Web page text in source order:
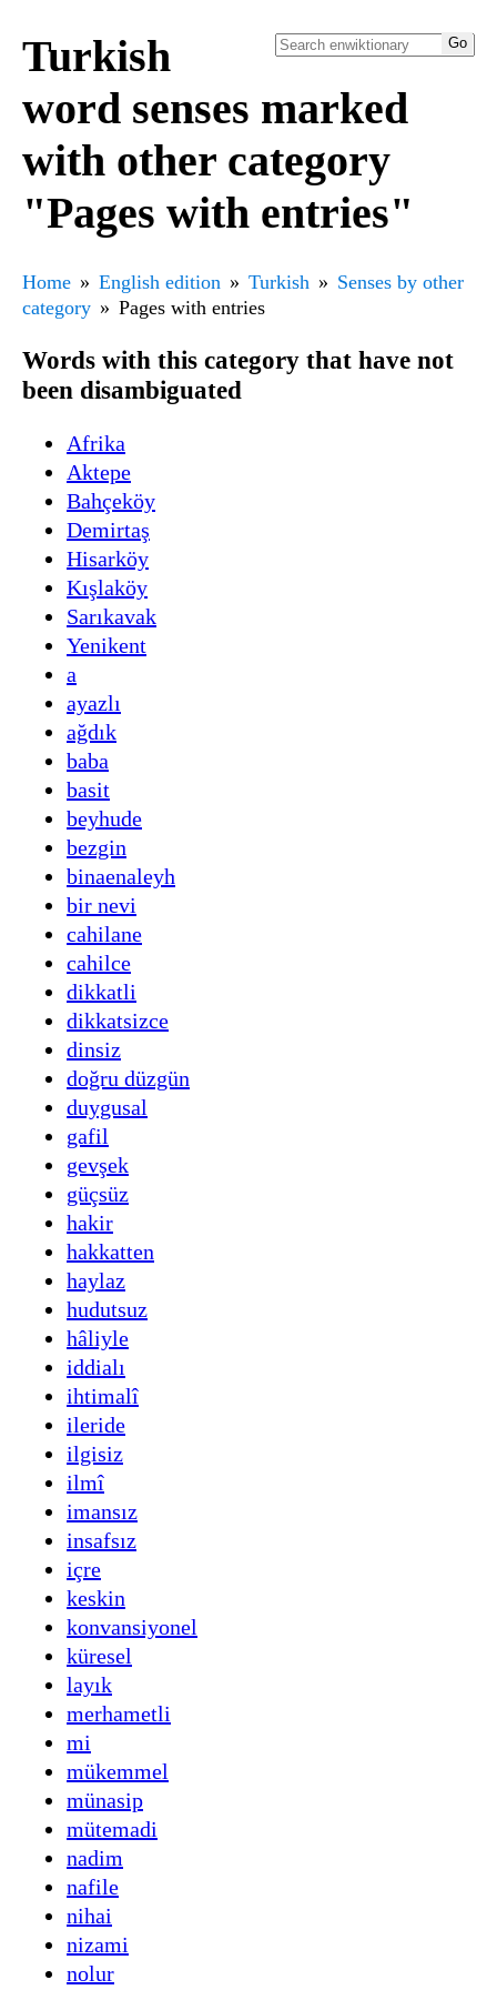
Turkish
word senses marked
with other category
"Pages with entries"
Home English edition Turkish
Senses by other
category
Pages with entries
Words with this category that have not
been disambiguated
Afrika
Aktepe
Bahçeköy
Demirtaş
Hisarköy
Kışlaköy
Sarıkavak
Yenikent
a
ayazlı
ağdık
baba
basit
beyhude
bezgin
binaenaleyh
bir nevi
cahilane
cahilce
dikkatli
dikkatsizce
dinsiz
doğru düzgün
duygusal
gafil
gevşek
güçsüz
hakir
hakkatten
haylaz
hudutsuz
hâliyle
iddialı
ihtimalî
ileride
ilgisiz
ilmî
imansız
insafsız
içre
keskin
konvansiyonel
küresel
layık
merhametli
mi
mükemmel
münasip
mütemadi
nadim
nafile
nihai
nizami
nolur